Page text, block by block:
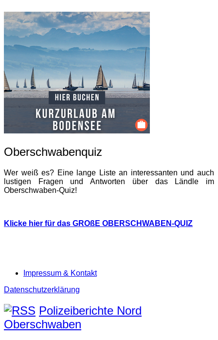
Oberschwabenquiz
Wer weiß es? Eine lange Liste an interessanten und auch
lustigen Fragen und Antworten über das Ländle im
Oberschwaben-Quiz!
Klicke hier für das GROßE OBERSCHWABEN-QUIZ
Impressum & Kontakt
Datenschutzerklärung
Polizeiberichte Nord
Oberschwaben